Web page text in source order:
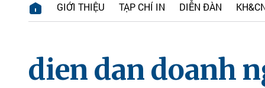
GIỚI THIỆU TẠP CHÍ IN DIỄN ĐÀN
dien dan doanh